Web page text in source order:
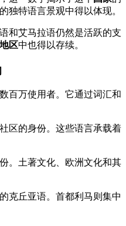
独特语言景观中得以体现。
和艾马拉语仍然是活跃的支
地区中也得以存续。
百万使用者。它通过词汇和
区的身份。这些语言承载着
。土著文化、欧洲文化和其
克丘亚语。首都利马则集中